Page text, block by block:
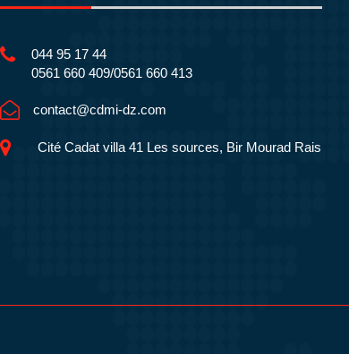
044 95 17 44
0561 660 409/0561 660 413
contact@cdmi-dz.com
Cité Cadat villa 41 Les sources, Bir Mourad Rais